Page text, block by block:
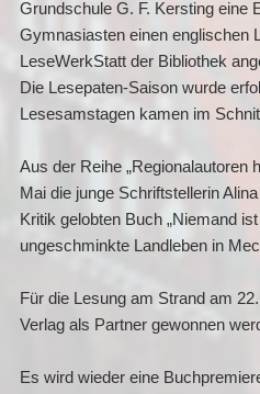
Grundschule G. F. Kersting eine
Gymnasiasten einen englischen
LeseWerkStatt der Bibliothek
Die Lesepaten-Saison wurde
Lesesamstagen kamen im
Aus der Reihe „Regionalautoren
Mai die junge Schriftstellerin
Kritik gelobten Buch „Niemand
ungeschminkte Landleben in
Für die Lesung am Strand am
Verlag als Partner gewonnen
Es wird wieder eine